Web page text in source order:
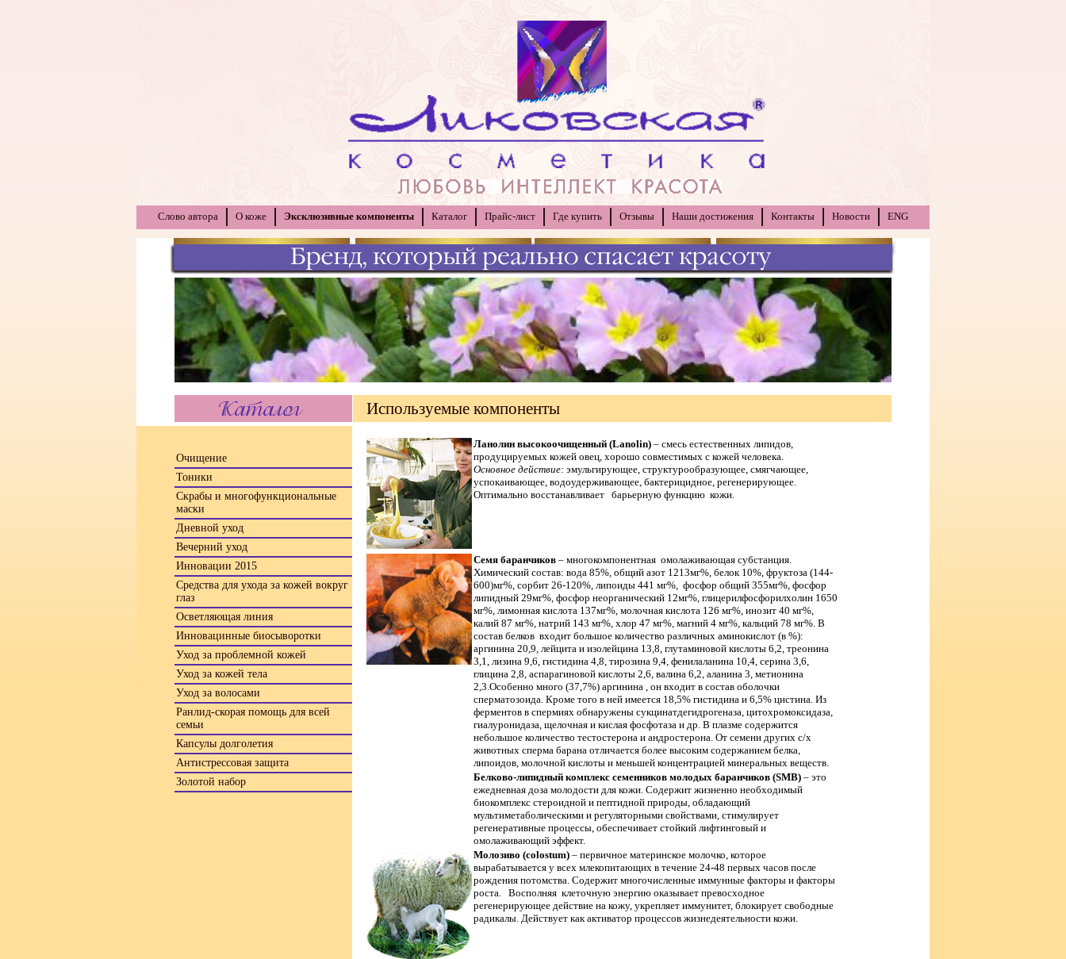
Слово автора О коже Эксклюзивные компоненты Каталог Прайс-лист Где купить Отзывы Наши достижения Контакты Новости ENG
Очищение
Тоники
Скрабы и многофункциональные
маски
Дневной уход
Вечерний уход
Инновации 2015
Средства для ухода за кожей вокруг
глаз
Осветляющая линия
Инновацинные биосыворотки
Уход за проблемной кожей
Уход за кожей тела
Уход за волосами
Ранлид-скорая помощь для всей
семьи
Капсулы долголетия
Антистрессовая защита
Золотой набор
Используемые компоненты
Ланолин высокоочищенный (Lanolin) – смесь естественных липидов,
продуцируемых кожей овец, хорошо совместимых с кожей человека.
Основное действие: эмульгирующее, структурообразующее, смягчающее,
успокаивающее, водоудерживающее, бактерицидное, регенерирующее.
Оптимально восстанавливает барьерную функцию кожи.
Семя баранчиков – многокомпонентная омолаживающая субстанция.
Химический состав: вода 85%, общий азот 1213мг%, белок 10%, фруктоза (144-
600)мг%, сорбит 26-120%, липоиды 441 мг%, фосфор общий 355мг%, фосфор
липидный 29мг%, фосфор неорганический 12мг%, глицерилфосфорилхолин 1650
мг%, лимонная кислота 137мг%, молочная кислота 126 мг%, инозит 40 мг%,
калий 87 мг%, натрий 143 мг%, хлор 47 мг%, магний 4 мг%, кальций 78 мг%. В
состав белков входит большое количество различных аминокислот (в %):
аргинина 20,9, лейцита и изолейцина 13,8, глутаминовой кислоты 6,2, треонина
3,1, лизина 9,6, гистидина 4,8, тирозина 9,4, фенилаланина 10,4, серина 3,6,
глицина 2,8, аспарагиновой кислоты 2,6, валина 6,2, аланина 3, метионина
2,3.Особенно много (37,7%) аргинина , он входит в состав оболочки
сперматозоида. Кроме того в ней имеется 18,5% гистидина и 6,5% цистина. Из
ферментов в спермиях обнаружены сукцинатдегидрогеназа, цитохромоксидаза,
гиалуронидаза, щелочная и кислая фосфотаза и др. В плазме содержится
небольшое количество тестостерона и андростерона. От семени других с/х
животных сперма барана отличается более высоким содержанием белка,
липоидов, молочной кислоты и меньшей концентрацией минеральных веществ.
Белково-липидный комплекс семенников молодых баранчиков (SMB) – это
ежедневная доза молодости для кожи. Содержит жизненно необходимый
биокомплекс стероидной и пептидной природы, обладающий
мультиметаболическими и регуляторными свойствами, стимулирует
регенеративные процессы, обеспечивает стойкий лифтинговый и
омолаживающий эффект.
Молозиво (colostum) – первичное материнское молочко, которое
вырабатывается у всех млекопитающих в течение 24-48 первых часов после
рождения потомства. Содержит многочисленные иммунные факторы и факторы
роста. Восполняя клеточную энергию оказывает превосходное
регенерирующее действие на кожу, укрепляет иммунитет, блокирует свободные
радикалы. Действует как активатор процессов жизнедеятельности кожи.